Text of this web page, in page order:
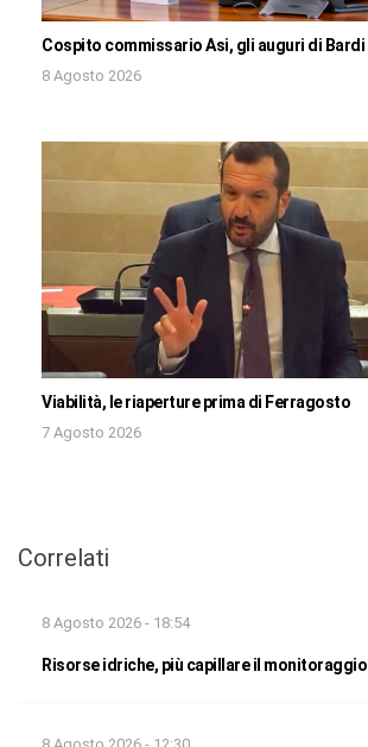
Cospito commissario Asi, gli auguri di Bardi
8 Agosto 2026
Viabilità, le riaperture prima di Ferragosto
7 Agosto 2026
Correlati
8 Agosto 2026 - 18:54
Risorse idriche, più capillare il monitoraggio